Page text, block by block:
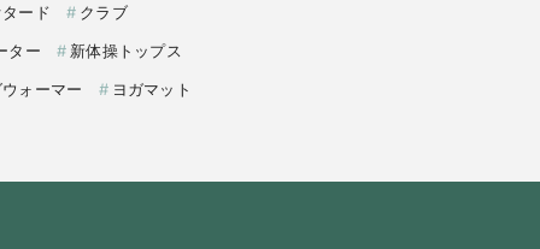
タード
クラブ
ター
新体操トップス
ォーマー ヨガマット